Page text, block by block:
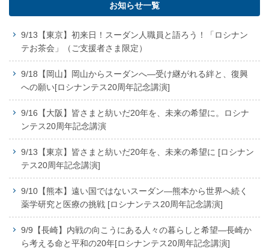
お知らせ一覧
9/13【東京】初来日！スーダン人職員と語ろう！「ロシナン
テお茶会」（ご支援者さま限定）
9/18【岡山】岡山からスーダンへ―受け継がれる絆と、復興
への願い[ロシナンテス20周年記念講演]
9/16【大阪】皆さまと紡いだ20年を、未来の希望に。ロシナ
ンテス20周年記念講演
9/13【東京】皆さまと紡いだ20年を、未来の希望に [ロシナン
テス20周年記念講演]
9/10【熊本】遠い国ではないスーダン―熊本から世界へ続く
薬学研究と医療の挑戦 [ロシナンテス20周年記念講演]
9/9【長崎】内戦の向こうにある人々の暮らしと希望―長崎か
ら考える命と平和の20年[ロシナンテス20周年記念講演]